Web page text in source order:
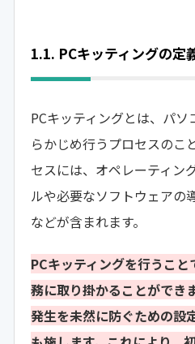
1.1. PCキッティングの定
PCキッティングとは、パ
らかじめ行うプロセスのこ
セスには、オペレーティン
ルや必要なソフトウェアの
などが含まれます。
PCキッティングを行うこ
務に取り掛かることができ
発生を未然に防ぐための設